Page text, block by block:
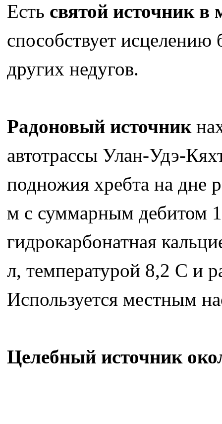
Есть святой источник в
способствует исцелению
других недугов.
Радоновый источник
автотрассы Улан-Удэ-
подножия хребта на дне
м с суммарным дебитом
гидрокарбонатная
л, температурой 8,2 С и
Используется местным
Целебный источник